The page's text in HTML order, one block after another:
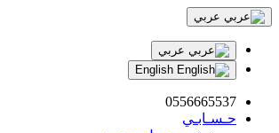
عربي
عربي
0556665537
حـسـابـي